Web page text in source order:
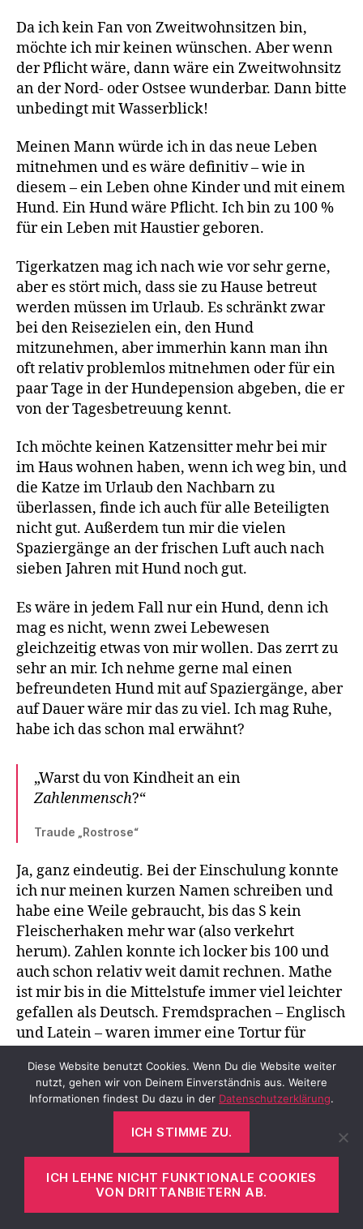
Da ich kein Fan von Zweitwohnsitzen bin,
möchte ich mir keinen wünschen. Aber wenn
der Pflicht wäre, dann wäre ein Zweitwohnsitz
an der Nord- oder Ostsee wunderbar. Dann bitte
unbedingt mit Wasserblick!
Meinen Mann würde ich in das neue Leben
mitnehmen und es wäre definitiv – wie in
diesem – ein Leben ohne Kinder und mit einem
Hund. Ein Hund wäre Pflicht. Ich bin zu 100 %
für ein Leben mit Haustier geboren.
Tigerkatzen mag ich nach wie vor sehr gerne,
aber es stört mich, dass sie zu Hause betreut
werden müssen im Urlaub. Es schränkt zwar
bei den Reisezielen ein, den Hund
mitzunehmen, aber immerhin kann man ihn
oft relativ problemlos mitnehmen oder für ein
paar Tage in der Hundepension abgeben, die er
von der Tagesbetreuung kennt.
Ich möchte keinen Katzensitter mehr bei mir
im Haus wohnen haben, wenn ich weg bin, und
die Katze im Urlaub den Nachbarn zu
überlassen, finde ich auch für alle Beteiligten
nicht gut. Außerdem tun mir die vielen
Spaziergänge an der frischen Luft auch nach
sieben Jahren mit Hund noch gut.
Es wäre in jedem Fall nur ein Hund, denn ich
mag es nicht, wenn zwei Lebewesen
gleichzeitig etwas von mir wollen. Das zerrt zu
sehr an mir. Ich nehme gerne mal einen
befreundeten Hund mit auf Spaziergänge, aber
auf Dauer wäre mir das zu viel. Ich mag Ruhe,
habe ich das schon mal erwähnt?
„Warst du von Kindheit an ein
Zahlenmensch?“
Traude „Rostrose“
Ja, ganz eindeutig. Bei der Einschulung konnte
ich nur meinen kurzen Namen schreiben und
habe eine Weile gebraucht, bis das S kein
Fleischerhaken mehr war (also verkehrt
herum). Zahlen konnte ich locker bis 100 und
auch schon relativ weit damit rechnen. Mathe
ist mir bis in die Mittelstufe immer viel leichter
gefallen als Deutsch. Fremdsprachen – Englisch
und Latein – waren immer eine Tortur für
Erst ab der 9. Klasse habe ich zu deutscher
Sprache einen Zugang bekommen, aber Zahlen
sind mir bis heute nah. Ich kann mir die
merken und verbinde Dinge und Gefühle
damit. Wenn ich die Berufswahl zurückdrehen
könnte, hätte ich vielleicht Fachinformatikerin
lernen sollen anstatt einen kaufmännischen
Diese Website benutzt Cookies. Wenn Du die Website weiter
nutzt, gehen wir von Deinem Einverständnis aus. Weitere
Informationen findest Du dazu in der Datenschutzerklärung.
ICH STIMME ZU.
ICH LEHNE NICHT FUNKTIONALE COOKIES
VON DRITTANBIETERN AB.